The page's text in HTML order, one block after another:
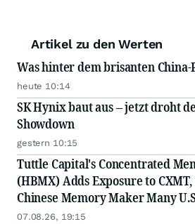
Artikel zu den Werten
Was hinter dem brisanten China-
heute 10:14
SK Hynix baut aus – jetzt droht
Showdown
gestern 10:15
Tuttle Capital's Concentrated
(HBMX) Adds Exposure to
Chinese Memory Maker Many
Access Directly
07.08.26, 19:15